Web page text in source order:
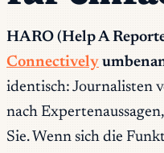
HARO (Help A
Connectively
identisch: Journalisten
nach
Sie. Wenn sich die